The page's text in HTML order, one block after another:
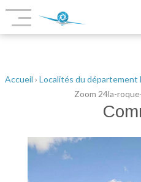
Accueil › Localités du département
Zoom 24la-